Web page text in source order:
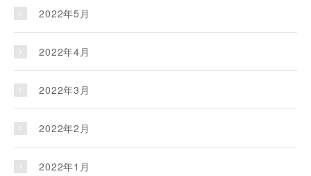
2022年5月
2022年4月
2022年3月
2022年2月
2022年1月